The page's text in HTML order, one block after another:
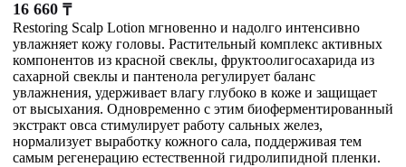
16 660 ₸
Restoring Scalp Lotion мгновенно и надолго интенсивно
увлажняет кожу головы. Растительный комплекс активных
компонентов из красной свеклы, фруктоолигосахарида из
сахарной свеклы и пантенола регулирует баланс
увлажнения, удерживает влагу глубоко в коже и защищает
от высыхания. Одновременно с этим биоферментированный
экстракт овса стимулирует работу сальных желез,
нормализует выработку кожного сала, поддерживая тем
самым регенерацию естественной гидролипидной пленки.